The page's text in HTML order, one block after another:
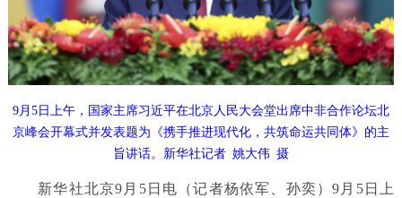
9月5日上午，国家主席习近平在北京人民大会堂出席中非合作论坛北
京峰会开幕式并发表题为《携手推进现代化，共筑命运共同体》的主
旨讲话。新华社记者 姚大伟 摄
新华社北京9月5日电（记者杨依军、孙奕）9月5日上